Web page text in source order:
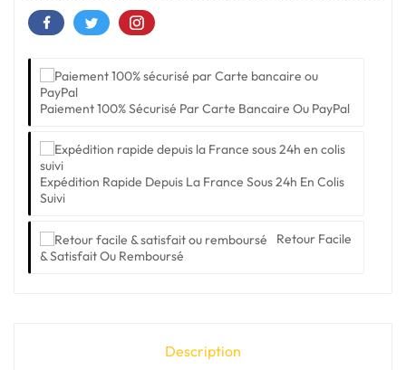
Paiement 100% Sécurisé Par Carte Bancaire Ou PayPal
Expédition Rapide Depuis La France Sous 24h En Colis
Suivi
Retour Facile
& Satisfait Ou Remboursé
Description